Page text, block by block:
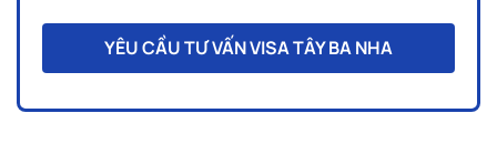
YÊU CẦU TƯ VẤN VISA TÂY BA NHA